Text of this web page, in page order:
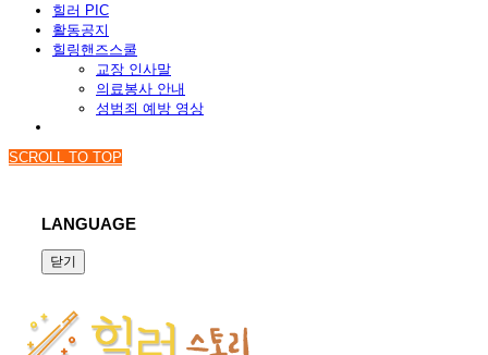
힐러 PIC
활동공지
힐링핸즈스쿨
교장 인사말
의료봉사 안내
성범죄 예방 영상
SCROLL TO TOP
LANGUAGE
닫기